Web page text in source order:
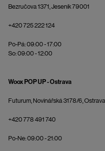
Bezručova 1371, Jeseník 79001
+420 725 222 124
Po-Pá: 09:00 - 17:00
So: 09:00 - 12:00
Woox POP UP - Ostrava
Futurum, Novinářská 3178/6, Ostrava
+420 778 491 740
Po-Ne: 09:00 - 21:00